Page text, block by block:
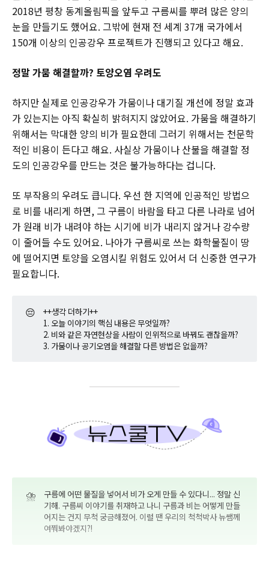
2018년 평창 동계올림픽을 앞두고 구름씨를 뿌려 많은 양의
눈을 만들기도 했어요. 그밖에 현재 전 세계 37개 국가에서
150개 이상의 인공강우 프로젝트가 진행되고 있다고 해요.
정말 가뭄 해결할까? 토양오염 우려도
하지만 실제로 인공강우가 가뭄이나 대기질 개선에 정말 효과
가 있는지는 아직 확실히 밝혀지지 않았어요. 가뭄을 해결하기
위해서는 막대한 양의 비가 필요한데 그러기 위해서는 천문학
적인 비용이 든다고 해요. 사실상 가뭄이나 산불을 해결할 정
도의 인공강우를 만드는 것은 불가능하다는 겁니다.
또 부작용의 우려도 큽니다. 우선 한 지역에 인공적인 방법으
로 비를 내리게 하면, 그 구름이 바람을 타고 다른 나라로 넘어
가 원래 비가 내려야 하는 시기에 비가 내리지 않거나 강수량
이 줄어들 수도 있어요. 나아가 구름씨로 쓰는 화학물질이 땅
에 떨어지면 토양을 오염시킬 위험도 있어서 더 신중한 연구가
필요합니다.
😔
++생각 더하기++
1. 오늘 이야기의 핵심 내용은 무엇일까?
2. 비와 같은 자연현상을 사람이 인위적으로 바꿔도 괜찮을까?
3. 가뭄이나 공기오염을 해결할 다른 방법은 없을까?
⛈️
구름에 어떤 물질을 넣어서 비가 오게 만들 수 있다니... 정말 신
기해. 구름씨 이야기를 취재하고 나니 구름과 비는 어떻게 만들
어지는 건지 무척 궁금해졌어. 이럴 땐 우리의 척척박사 뉴쌤께
여쭤봐야겠지?!